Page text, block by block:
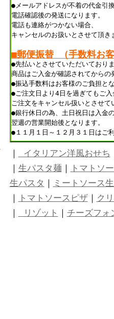
●メールアドレスが不着の代金引
電話確認後の発送になります。
電話も連絡がつかない場合、
キャンセルのお扱いとさせて頂き
■郵便振替 （手数料お
●先払いとさせていただいており
商品はご入金が確認されてからの
●振込手数料はお客様のご負担と
●ご注文日より4日を過ぎてもご
ご注文をキャンセル扱いとさせて
●銀行休日の為、土日祝日は入金
翌週の営業開始後となります。
●１１月１日～１２月３１日はご
｜ イタリアン洋風おせち
｜ 生パスタ麺 ｜
トマトソ
生パスタ ｜ ミートソース
｜
トマトソースピザ｜ ク
｜
リゾット ｜ チーズフォ